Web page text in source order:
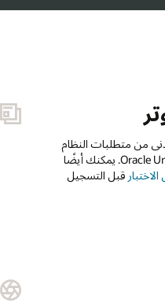
من متطلبات النظام
التالية لإجراء اختبار شهادة Oracle University. يمكنك أيضًا
قبل التسجيل